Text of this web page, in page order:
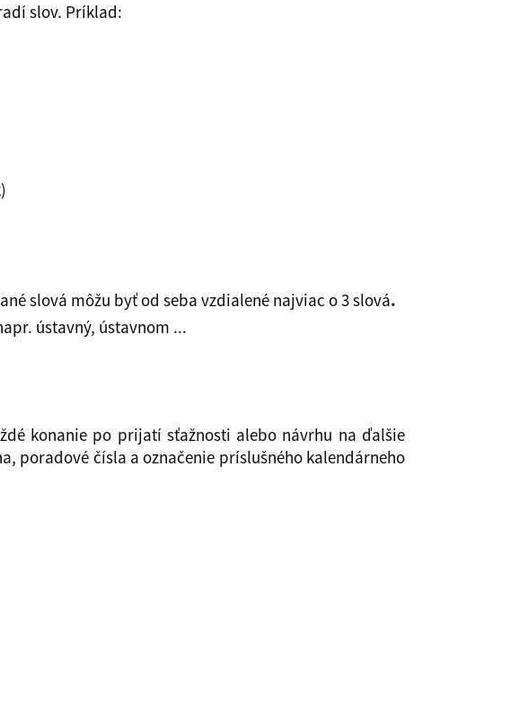
slov. Príklad:
slová môžu byť od seba vzdialené najviac o 3 slová.
ústavný, ústavnom ...
konanie po prijatí sťažnosti alebo návrhu na ďalšie
poradové čísla a označenie príslušného kalendárneho